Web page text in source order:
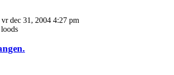
vr dec 31, 2004 4:27 pm